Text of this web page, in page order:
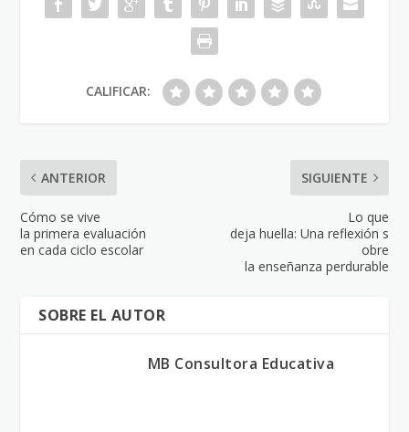
CALIFICAR:
ANTERIOR
Cómo se vive
la primera evaluación
en cada ciclo escolar
SIGUIENTE
Lo que
deja huella: Una reflexión s
obre
la enseñanza perdurable
SOBRE EL AUTOR
MB Consultora Educativa